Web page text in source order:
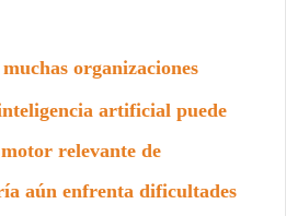
organizaciones
artificial puede
relevante de
aún enfrenta dificultades